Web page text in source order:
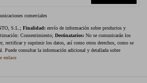
comerciales
S.L.; Finalidad: envío de información sobre productos y
Consentimiento; Destinatarios: No se comunicarán los
rectificar y suprimir los datos, así como otros derechos, como se
Puede consultar la información adicional y detallada sobre
enlace